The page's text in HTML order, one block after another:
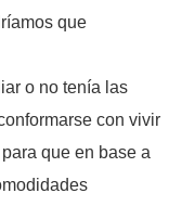
que
o no tenía las
con vivir
que en base a